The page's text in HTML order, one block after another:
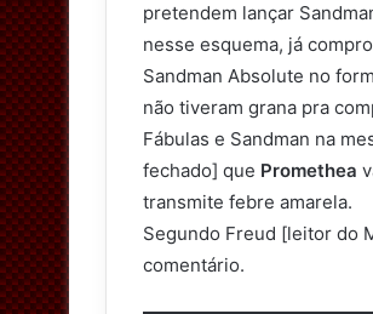
pretendem lançar
nesse esquema, já
Sandman Absolute no
não tiveram grana pra
Fábulas e Sandman na
fechado] que Promethea
transmite febre amarela.
Segundo Freud [leitor do
comentário.